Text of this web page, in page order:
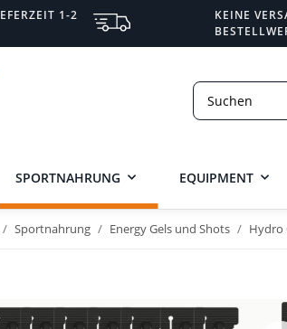
1-2
KEINE
SPORTNAHRUNG EQUIPMENT
Sportnahrung Energy Gels und Shots Hydro